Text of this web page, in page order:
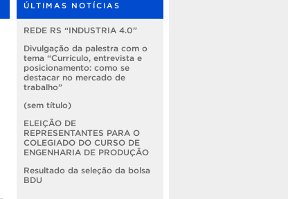
ÚLTIMAS NOTÍCIAS
REDE RS “INDUSTRIA 4.0”
Divulgação da palestra com o
tema “Currículo, entrevista e
posicionamento: como se
destacar no mercado de
trabalho”
(sem título)
ELEIÇÃO DE
REPRESENTANTES PARA O
COLEGIADO DO CURSO DE
ENGENHARIA DE PRODUÇÃO
Resultado da seleção da bolsa
BDU